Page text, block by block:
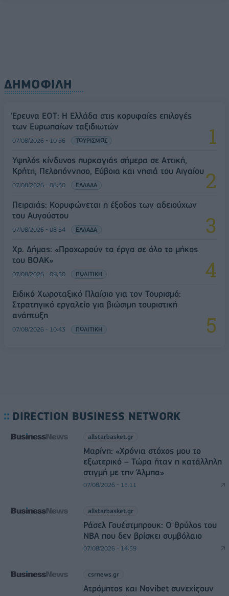
ΔΗΜΟΦΙΛΗ
Έρευνα ΕΟΤ: Η Ελλάδα στις κορυφαίες επιλογές
των Ευρωπαίων ταξιδιωτών
07/08/2026 - 10:56 ΤΟΥΡΙΣΜΟΣ
Υψηλός κίνδυνος πυρκαγιάς σήμερα σε Αττική,
Κρήτη, Πελοπόννησο, Εύβοια και νησιά του Αιγαίου
07/08/2026 - 08:30 ΕΛΛΑΔΑ
Πειραιάς: Κορυφώνεται η έξοδος των αδειούχων
του Αυγούστου
07/08/2026 - 08:54 ΕΛΛΑΔΑ
Χρ. Δήμας: «Προχωρούν τα έργα σε όλο το μήκος
του ΒΟΑΚ»
07/08/2026 - 09:50 ΠΟΛΙΤΙΚΗ
Ειδικό Χωροταξικό Πλαίσιο για τον Τουρισμό:
Στρατηγικό εργαλείο για βιώσιμη τουριστική
ανάπτυξη
07/08/2026 - 10:43 ΠΟΛΙΤΙΚΗ
DIRECTION BUSINESS NETWORK
allstarbasket.gr
Μαρίνη: «Χρόνια στόχος μου το
εξωτερικό – Τώρα ήταν η κατάλληλη
στιγμή με την Άλμπα»
07/08/2026 - 15:11
allstarbasket.gr
Ράσελ Γουέστμπρουκ: Ο θρύλος του
NBA που δεν βρίσκει συμβόλαιο
07/08/2026 - 14:59
csrnews.gr
Ατρόμητος και Novibet συνεχίζουν